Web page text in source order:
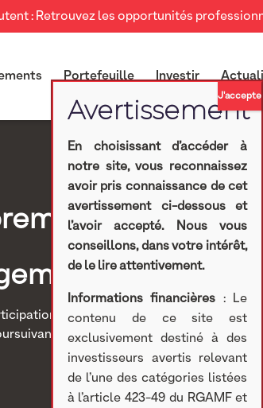
: Retrouvez les opportunités
Portefeuille Investir
collection
>Investissements non cotés >
son engagement d’associer le
En choisissant d’accéder à
notre site, vous reconnaissez
avoir pris connaissance de cet
avertissement ci-dessous et
l’avoir accepté. Nous vous
conseillons, dans votre intérêt,
de le lire attentivement.
Informations financières : Le
contenu de ce site est
exclusivement destiné à des
investisseurs avertis relevant
de l’une des catégories listées
à l’article 423-49 du RGAMF et